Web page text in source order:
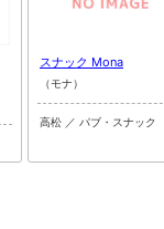
スナック Mona
（モナ）
高松 ／ パブ・スナック